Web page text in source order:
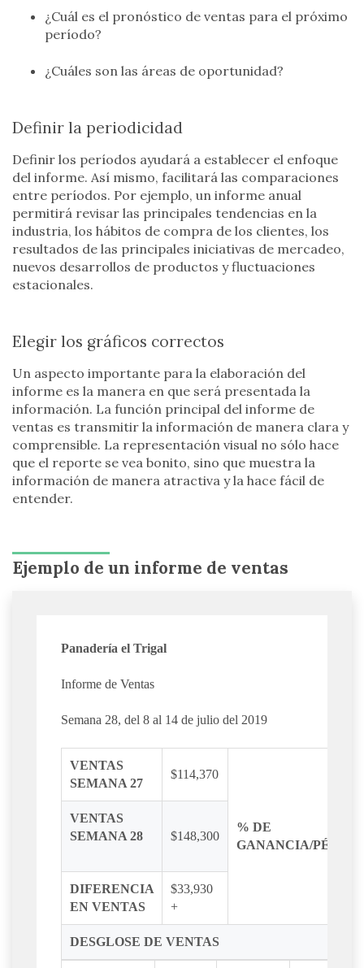
¿Cuál es el pronóstico de ventas para el próximo
período?
¿Cuáles son las áreas de oportunidad?
Definir la periodicidad
Definir los períodos ayudará a establecer el enfoque
del informe. Así mismo, facilitará las comparaciones
entre períodos. Por ejemplo, un informe anual
permitirá revisar las principales tendencias en la
industria, los hábitos de compra de los clientes, los
resultados de las principales iniciativas de mercadeo,
nuevos desarrollos de productos y fluctuaciones
estacionales.
Elegir los gráficos correctos
Un aspecto importante para la elaboración del
informe es la manera en que será presentada la
información. La función principal del informe de
ventas es transmitir la información de manera clara y
comprensible. La representación visual no sólo hace
que el reporte se vea bonito, sino que muestra la
información de manera atractiva y la hace fácil de
entender.
Ejemplo de un informe de ventas
Panadería el Trigal
Informe de Ventas
Semana 28, del 8 al 14 de julio del 2019
VENTAS
SEMANA 27
$114,370
% DE
GANANCIA/
VENTAS
SEMANA 28
$148,300
DIFERENCIA
EN VENTAS
$33,930
+
DESGLOSE DE VENTAS